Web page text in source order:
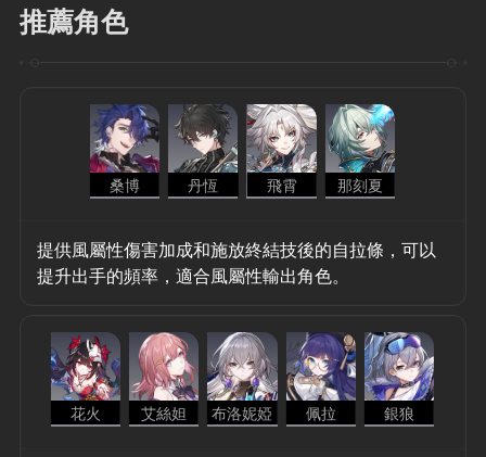
推薦角色
桑博 丹恆 飛霄 那刻夏
提供風屬性傷害加成和施放終結技後的自拉條，可以
提升出手的頻率，適合風屬性輸出角色。
花火 艾絲妲 布洛妮婭 佩拉 銀狼